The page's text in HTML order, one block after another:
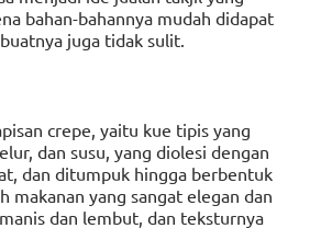
bahan-bahannya mudah didapat
juga tidak sulit.
crepe, yaitu kue tipis yang
dan susu, yang diolesi dengan
dan ditumpuk hingga berbentuk
makanan yang sangat elegan dan
dan lembut, dan teksturnya